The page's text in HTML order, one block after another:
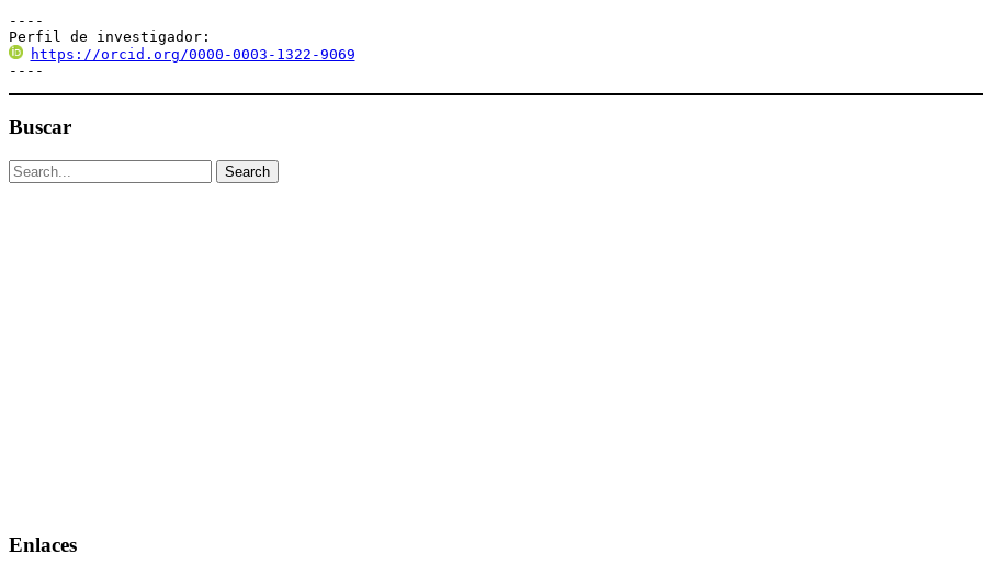
----
Perfil de investigador:
https://orcid.org/0000-0003-1322-9069
----
Buscar
Enlaces